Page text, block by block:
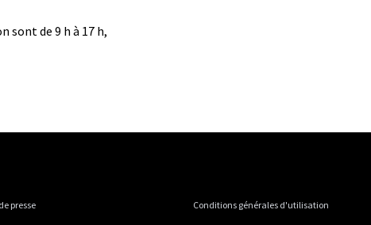
sont de 9 h à 17 h,
presse Conditions générales d'utilisation